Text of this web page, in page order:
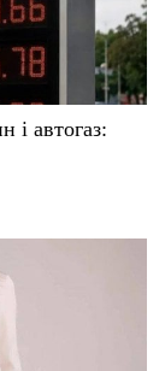
і автогаз: